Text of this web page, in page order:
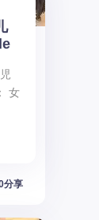
女
分享